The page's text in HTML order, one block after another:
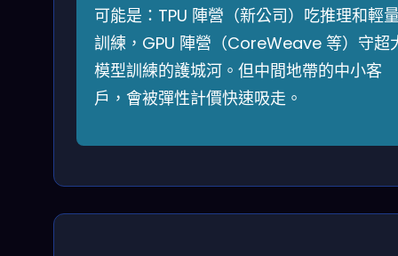
可能是：TPU 陣營（新公司）吃推理和輕
訓練，GPU 陣營（CoreWeave 等）守超
模型訓練的護城河。但中間地帶的中小客
戶，會被彈性計價快速吸走。